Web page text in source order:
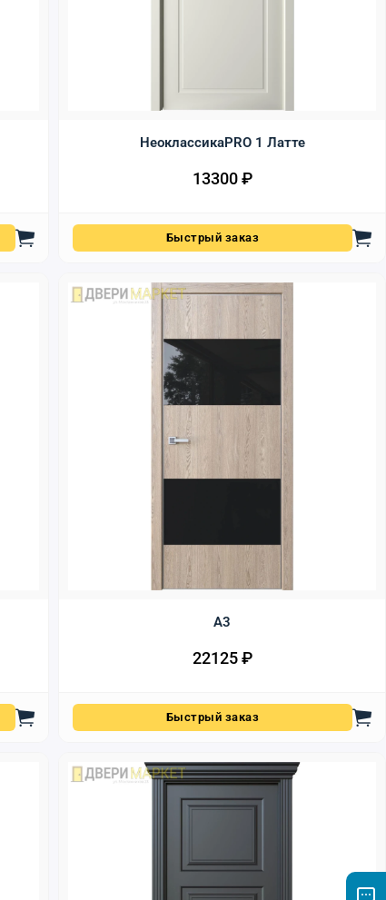
НеоклассикаPRO 1 Латте
13300₽
Быстрый заказ
А3
22125₽
Быстрый заказ